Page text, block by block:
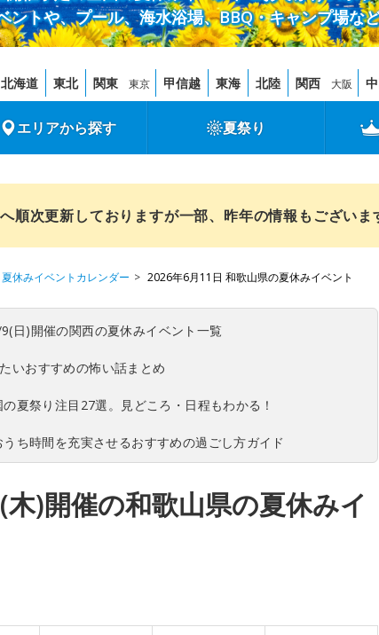
ントや、プール、海水浴場、BBQ・キャンプ場な
北海道 東北 関東 東京 甲信越 東海 北陸 関西 大阪
エリアから探す 夏祭り
順次更新しておりますが一部、昨年の情報もございま
夏休みイベントカレンダー 2026年6月11日 和歌山県の夏休みイベント
日)開催の関西の夏休みイベント一覧
いおすすめの怖い話まとめ
の夏祭り注目27選。見どころ・日程もわかる！
うち時間を充実させるおすすめの過ごし方ガイド
)開催の和歌山県の夏休みイ